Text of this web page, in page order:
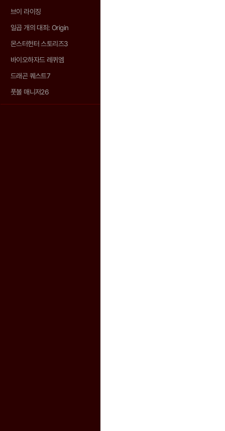
브이 라이징
일곱 개의 대죄: Origin
몬스터헌터 스토리즈3
바이오하자드 레퀴엠
드래곤 퀘스트7
풋볼 매니저26